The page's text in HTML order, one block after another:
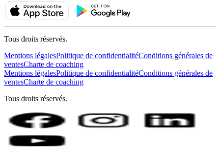
Tous droits réservés.
Mentions légalesPolitique de confidentialitéConditions générales de
ventesCharte de coaching
Mentions légalesPolitique de confidentialitéConditions générales de
ventesCharte de coaching
Tous droits réservés.